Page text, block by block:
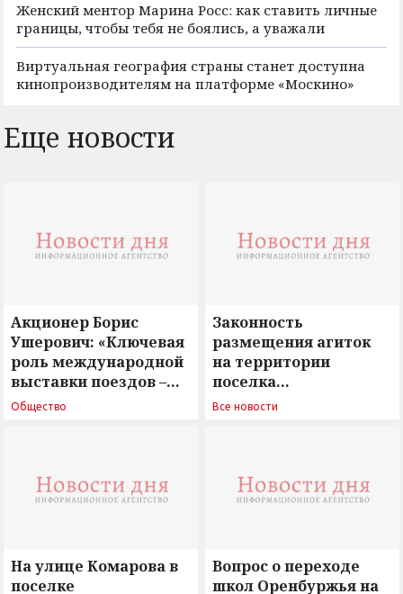
Женский ментор Марина Росс: как ставить личные
границы, чтобы тебя не боялись, а уважали
Виртуальная география страны станет доступна
кинопроизводителям на платформе «Москино»
Еще новости
Акционер Борис
Ушерович: «Ключевая
роль международной
выставки поездов –
поиск ответов на
Общество
Законность
размещения агиток
на территории
поселка
Новосергиевка
Все новости
На улице Комарова в
поселке
Вопрос о переходе
школ Оренбуржья на